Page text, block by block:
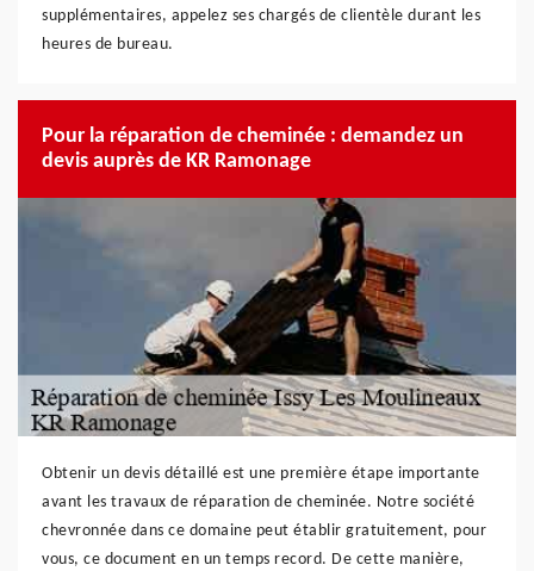
supplémentaires, appelez ses chargés de clientèle durant les
heures de bureau.
Pour la réparation de cheminée : demandez un
devis auprès de KR Ramonage
Obtenir un devis détaillé est une première étape importante
avant les travaux de réparation de cheminée. Notre société
chevronnée dans ce domaine peut établir gratuitement, pour
vous, ce document en un temps record. De cette manière,